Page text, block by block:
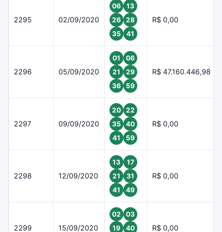
2295 02/09/2020
06
13
26
28
35
41
R$ 0,00
2296 05/09/2020
01
06
21
29
36
59
R$ 47.160.446,98
2297 09/09/2020
20
22
35
40
41
59
R$ 0,00
2298 12/09/2020
13
17
21
31
41
49
R$ 0,00
2299 15/09/2020
02
03
19
40 R$ 0,00